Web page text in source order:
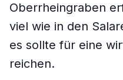
Oberrheingraben
viel wie in den
es sollte für eine
reichen.